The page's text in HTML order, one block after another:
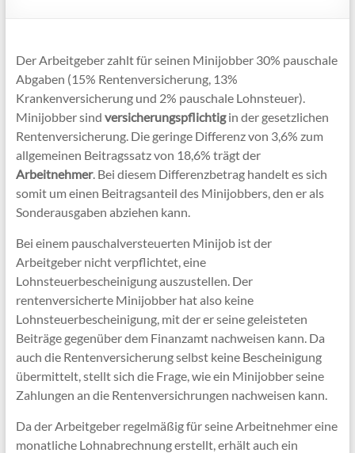
Der Arbeitgeber zahlt für seinen Minijobber 30% pauschale
Abgaben (15% Rentenversicherung, 13%
Krankenversicherung und 2% pauschale Lohnsteuer).
Minijobber sind versicherungspflichtigin der gesetzlichen
Rentenversicherung. Die geringe Differenz von 3,6% zum
allgemeinen Beitragssatz von 18,6% trägt der
Arbeitnehmer. Bei diesem Differenzbetrag handelt es sich
somit um einen Beitragsanteil des Minijobbers, den er als
Sonderausgaben abziehen kann.
Bei einem pauschalversteuerten Minijob ist der
Arbeitgeber nicht verpflichtet, eine
Lohnsteuerbescheinigung auszustellen. Der
rentenversicherte Minijobber hat also keine
Lohnsteuerbescheinigung, mit der er seine geleisteten
Beiträge gegenüber dem Finanzamt nachweisen kann. Da
auch die Rentenversicherung selbst keine Bescheinigung
übermittelt, stellt sich die Frage, wie ein Minijobber seine
Zahlungen an die Rentenversichrungen nachweisen kann.
Da der Arbeitgeber regelmäßig für seine Arbeitnehmer eine
monatliche Lohnabrechnung erstellt, erhält auch ein